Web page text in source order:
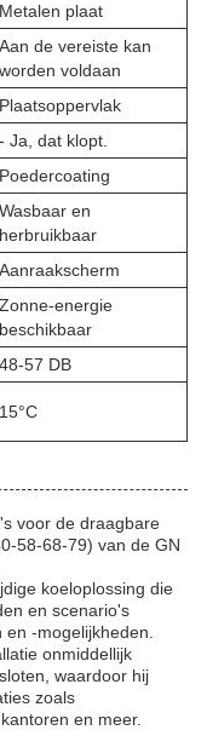
Metalen plaat
Aan de vereiste kan
worden voldaan
Plaatsoppervlak
- Ja, dat klopt.
Poedercoating
Wasbaar en
herbruikbaar
Aanraakscherm
Zonne-energie
beschikbaar
48-57 DB
15°C
voor de draagbare
58-68-79) van de GN
koeloplossing die
en scenario's
-mogelijkheden.
onmiddellijk
waardoor hij
zoals
en meer.